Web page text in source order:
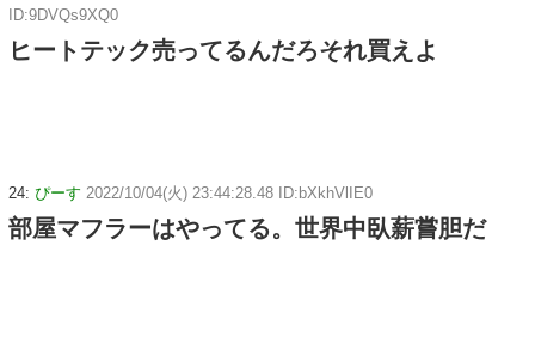
ID:9DVQs9XQ0
ヒートテック売ってるんだろそれ買えよ
24: ぴーす 2022/10/04(火) 23:44:28.48 ID:bXkhVlIE0
部屋マフラーはやってる。世界中臥薪嘗胆だ